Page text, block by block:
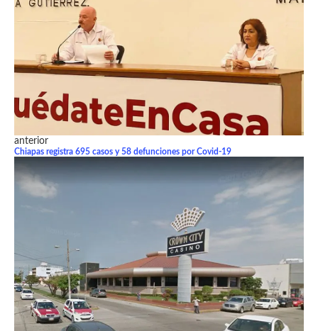
anterior
Chiapas registra 695 casos y 58 defunciones por Covid-19